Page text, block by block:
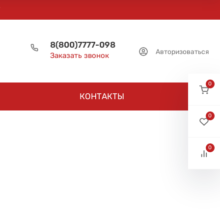
8(800)7777-098
Заказать звонок Авторизоваться
КОНТАКТЫ
0
0
0